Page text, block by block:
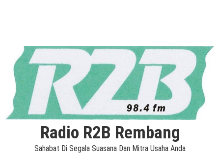
Radio R2B Rembang
Sahabat Di Segala Suasana Dan Mitra Usaha Anda